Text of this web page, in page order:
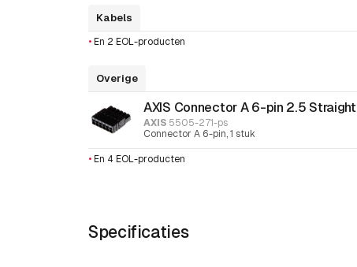
Kabels
• En 2 EOL-producten
Overige
AXIS Connector A 6-pin 2.5 Straight
AXIS 5505-271-ps
Connector A 6-pin, 1 stuk
• En 4 EOL-producten
Specificaties